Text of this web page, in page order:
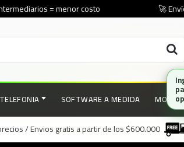
= menor costo 🚀
SOFTWARE A MEDIDA
/ Envios gratis a partir de los $600.000